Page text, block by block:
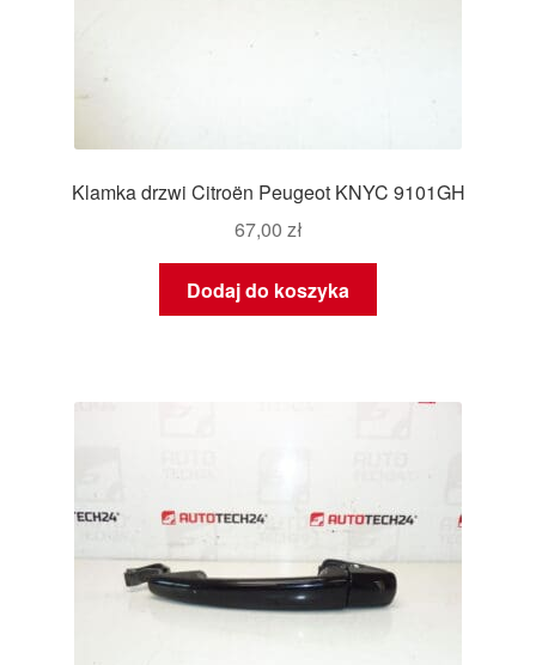
Klamka drzwi Citroën Peugeot KNYC 9101GH
67,00 zł
Dodaj do koszyka